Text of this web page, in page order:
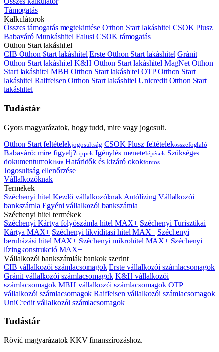
Támogatás
Kalkulátorok
Összes támogatás megtekintése Otthon Start lakáshitel CSOK Plusz
Babaváró Munkáshitel Falusi CSOK támogatás
Otthon Start lakáshitel
CIB Otthon Start lakáshitel Erste Otthon Start lakáshitel Gránit
Otthon Start lakáshitel K&H Otthon Start lakáshitel MagNet Otthon
Start lakáshitel MBH Otthon Start lakáshitel OTP Otthon Start
lakáshitel Raiffeisen Otthon Start lakáshitel Unicredit Otthon Start
lakáshitel
Tudástár
Gyors magyarázatok, hogy tudd, mire vagy jogosult.
Otthon Start feltételekjogosultság CSOK Plusz feltételekösszefoglaló
Babaváró: mire figyelj?tippek Igénylés menetelépések Szükséges
dokumentumoklista Határidők és kizáró okokfontos
Jogosultság ellenőrzése
Vállalkozóknak
Termékek
Széchenyi hitel Kezdő vállalkozóknak Autólízing Vállalkozói
bankszámla Egyéni vállalkozói bankszámla
Széchenyi hitel termékek
Széchenyi Kártya folyószámla hitel MAX+ Széchenyi Turisztikai
Kártya MAX+ Széchenyi likviditási hitel MAX+ Széchenyi
beruházási hitel MAX+ Széchenyi mikrohitel MAX+ Széchenyi
lízingkonstrukció MAX+
Vállalkozói bankszámlák bankok szerint
CIB vállalkozói számlacsomagok Erste vállalkozói számlacsomagok
Gránit vállalkozói számlacsomagok K&H vállalkozói
számlacsomagok MBH vállalkozói számlacsomagok OTP
vállalkozói számlacsomagok Raiffeisen vállalkozói számlacsomagok
UniCredit vállalkozói számlacsomagok
Tudástár
Rövid magyarázatok KKV finanszírozáshoz.